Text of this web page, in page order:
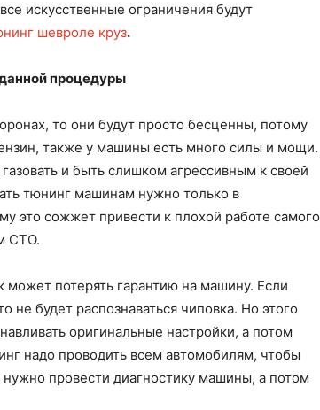
искусственные ограничения будут
шевроле круз.
процедуры
то они будут просто бесценны, потому
также у машины есть много силы и мощи.
и быть слишком агрессивным к своей
тюнинг машинам нужно только в
это сожжет привести к плохой работе самого
СТО.
потерять гарантию на машину. Если
не будет распознаваться чиповка. Но этого
оригинальные настройки, а потом
надо проводить всем автомобилям, чтобы
провести диагностику машины, а потом